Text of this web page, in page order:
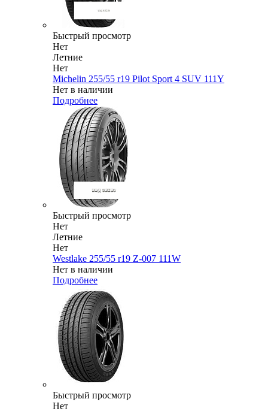
Быстрый просмотр
Нет
Летние
Нет
Michelin 255/55 r19 Pilot Sport 4 SUV 111Y
Нет в наличии
Подробнее
Быстрый просмотр
Нет
Летние
Нет
Westlake 255/55 r19 Z-007 111W
Нет в наличии
Подробнее
Быстрый просмотр
Нет